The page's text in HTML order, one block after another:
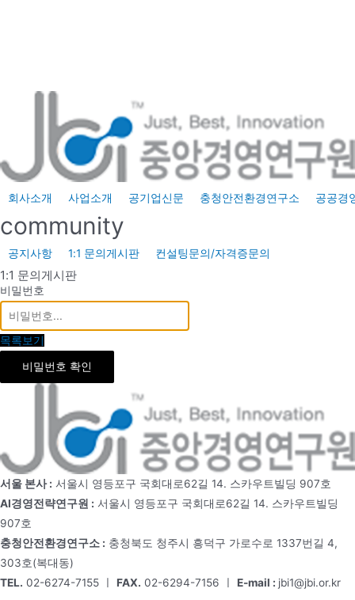
회사소개 사업소개 공기업신문 충청안전환경연구소 공공경
community
공지사항 1:1 문의게시판 컨설팅문의/자격증문의
1:1 문의게시판
비밀번호
목록보기
비밀번호 확인
서울 본사 : 서울시 영등포구 국회대로62길 14. 스카우트빌딩 907호
AI경영전략연구원 : 서울시 영등포구 국회대로62길 14. 스카우트빌딩
907호
충청안전환경연구소 : 충청북도 청주시 흥덕구 가로수로 1337번길 4,
303호(복대동)
TEL. 02-6274-7155 ㅣ FAX. 02-6294-7156 ㅣ E-mail : jbi1@jbi.or.kr